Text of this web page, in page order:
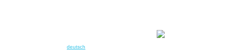
deutsch